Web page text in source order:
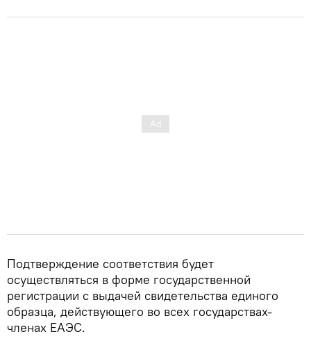
Подтверждение соответствия будет
осуществляться в форме государственной
регистрации с выдачей свидетельства единого
образца, действующего во всех государствах-
членах ЕАЭС.